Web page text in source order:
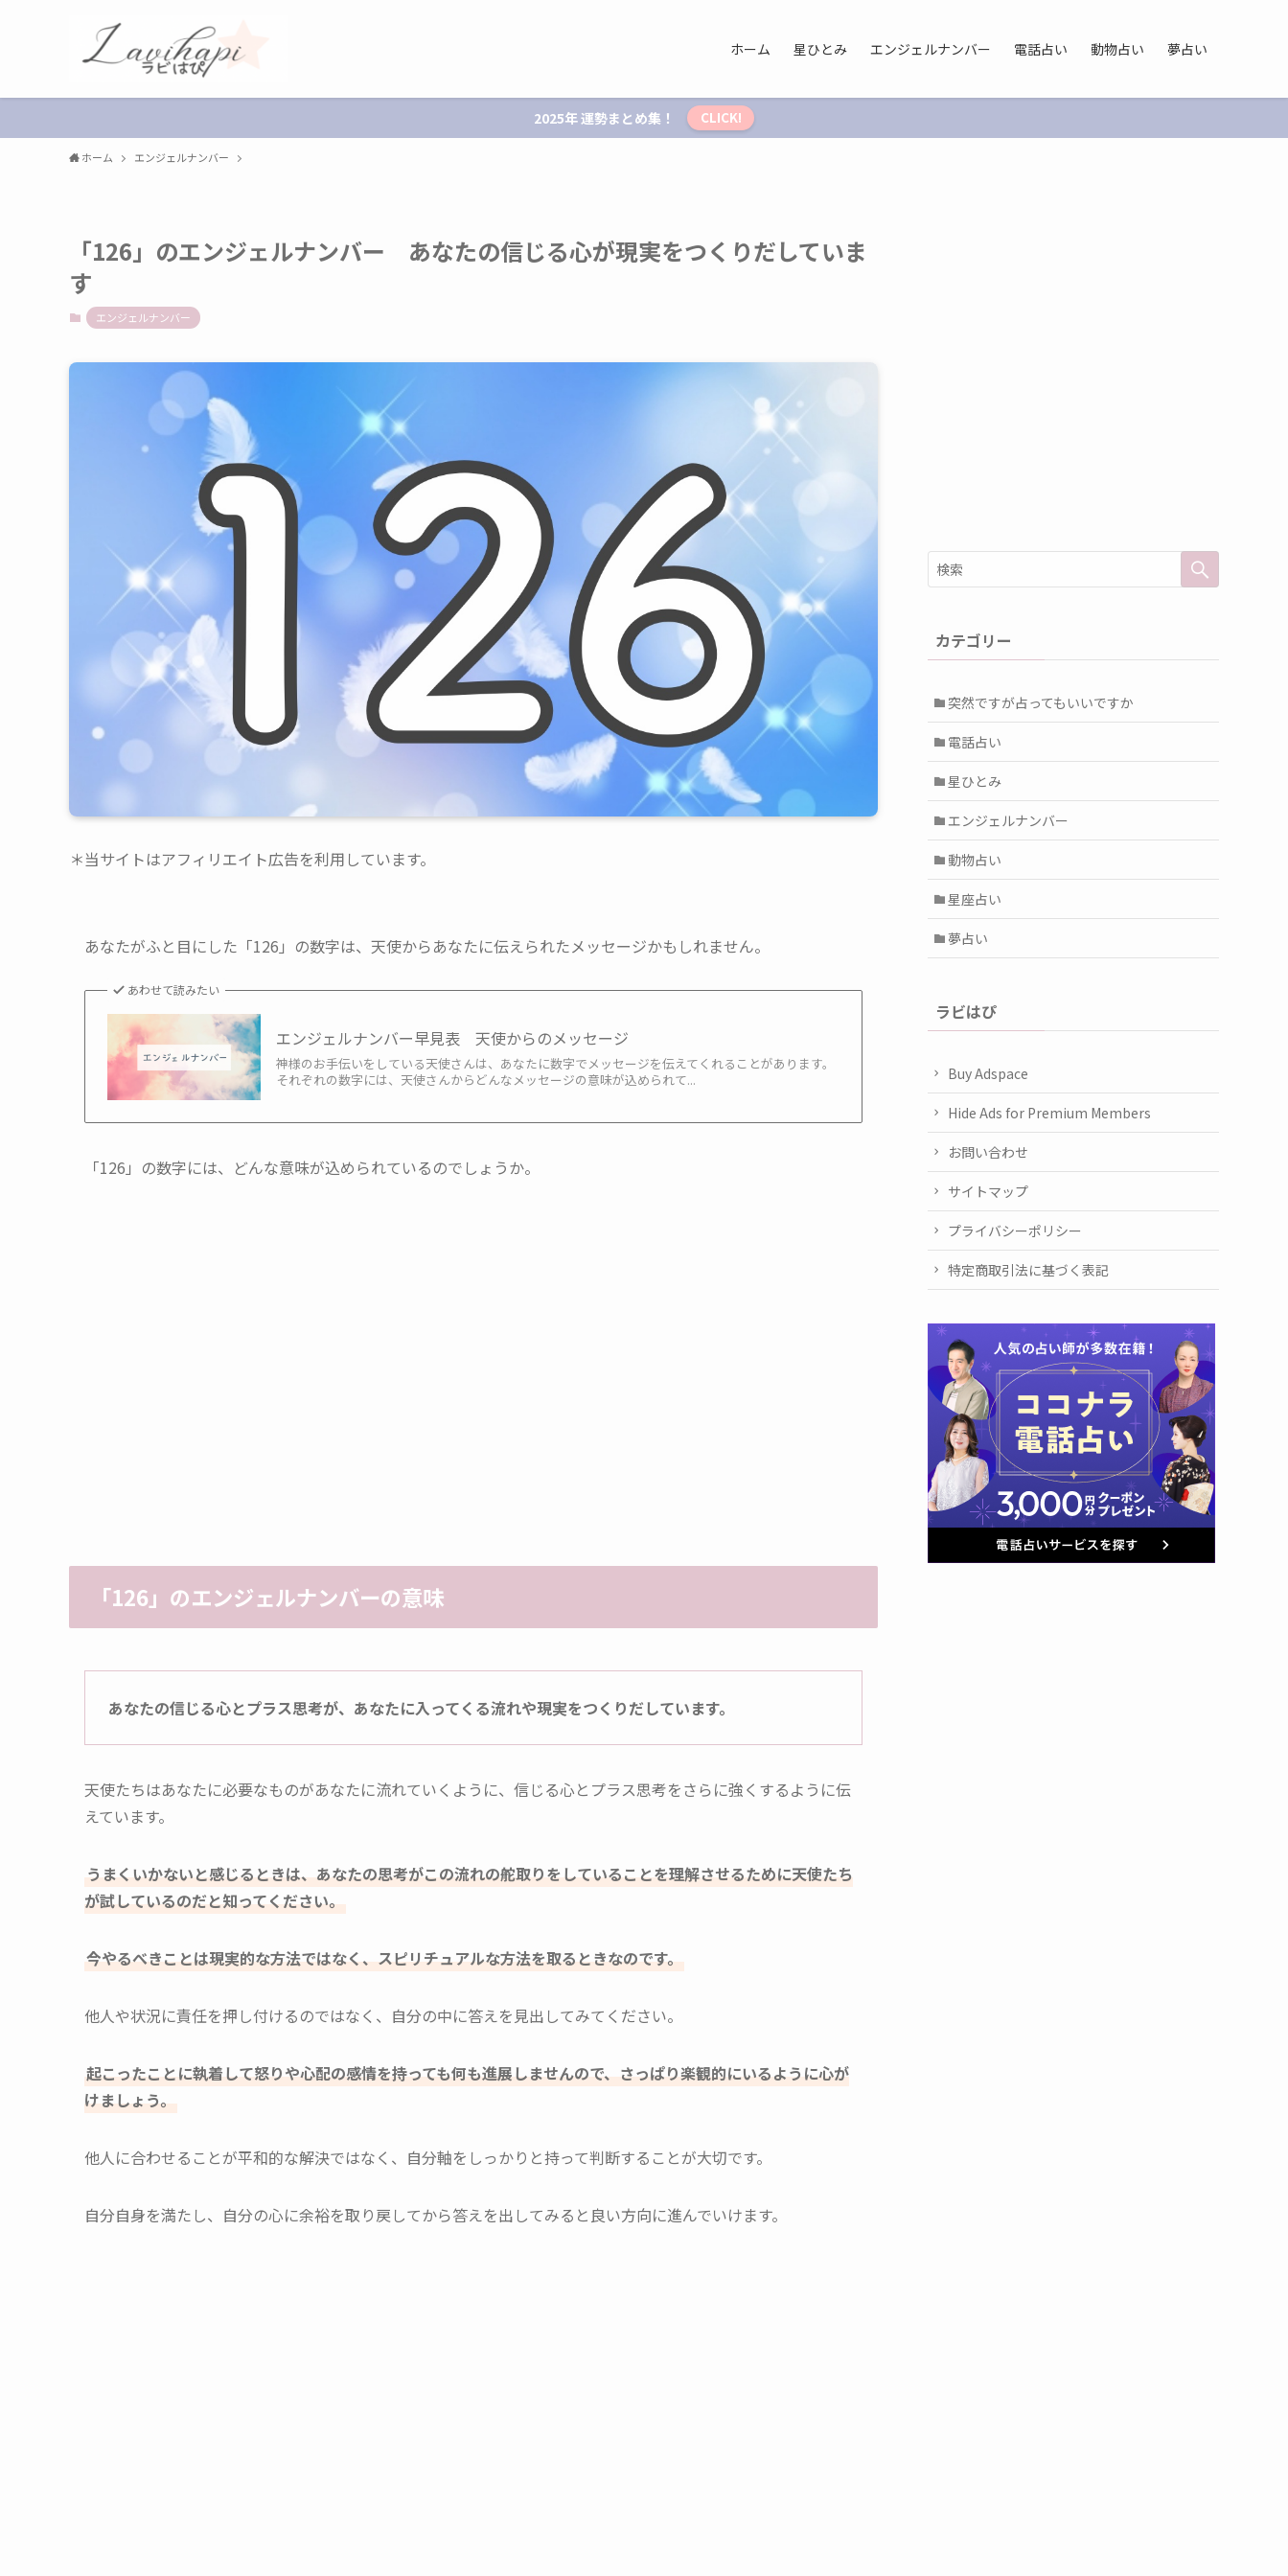
ホーム 星ひとみ エンジェルナンバー 電話占い 動物占い 夢占い
2025年 運勢まとめ集！ CLICK!
ホーム エンジェルナンバー
「126」のエンジェルナンバー あなたの信じる心が現実をつくりだしていま
す
エンジェルナンバー
＊当サイトはアフィリエイト広告を利用しています。
あなたがふと目にした「126」の数字は、天使からあなたに伝えられたメッセージかもしれません。
あわせて読みたい
エンジェルナンバー早見表 天使からのメッセージ
神様のお手伝いをしている天使さんは、あなたに数字でメッセージを伝えてくれることがあります。
それぞれの数字には、天使さんからどんなメッセージの意味が込められて...
「126」の数字には、どんな意味が込められているのでしょうか。
「126」のエンジェルナンバーの意味
あなたの信じる心とプラス思考が、あなたに入ってくる流れや現実をつくりだしています。
天使たちはあなたに必要なものがあなたに流れていくように、信じる心とプラス思考をさらに強くするように伝
えています。
うまくいかないと感じるときは、あなたの思考がこの流れの舵取りをしていることを理解させるために天使たち
が試しているのだと知ってください。
今やるべきことは現実的な方法ではなく、スピリチュアルな方法を取るときなのです。
他人や状況に責任を押し付けるのではなく、自分の中に答えを見出してみてください。
起こったことに執着して怒りや心配の感情を持っても何も進展しませんので、さっぱり楽観的にいるように心が
けましょう。
他人に合わせることが平和的な解決ではなく、自分軸をしっかりと持って判断することが大切です。
自分自身を満たし、自分の心に余裕を取り戻してから答えを出してみると良い方向に進んでいけます。
カテゴリー
突然ですが占ってもいいですか
電話占い
星ひとみ
エンジェルナンバー
動物占い
星座占い
夢占い
ラビはぴ
Buy Adspace
Hide Ads for Premium Members
お問い合わせ
サイトマップ
プライバシーポリシー
特定商取引法に基づく表記